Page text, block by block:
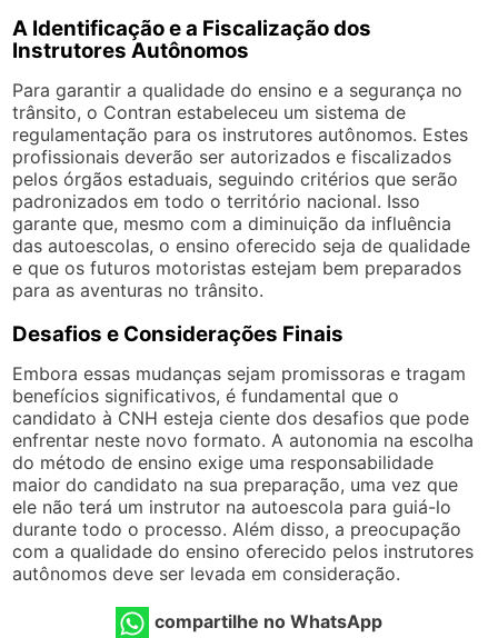
A Identificação e a Fiscalização dos
Instrutores Autônomos
Para garantir a qualidade do ensino e a segurança no
trânsito, o Contran estabeleceu um sistema de
regulamentação para os instrutores autônomos. Estes
profissionais deverão ser autorizados e fiscalizados
pelos órgãos estaduais, seguindo critérios que serão
padronizados em todo o território nacional. Isso
garante que, mesmo com a diminuição da influência
das autoescolas, o ensino oferecido seja de qualidade
e que os futuros motoristas estejam bem preparados
para as aventuras no trânsito.
Desafios e Considerações Finais
Embora essas mudanças sejam promissoras e tragam
benefícios significativos, é fundamental que o
candidato à CNH esteja ciente dos desafios que pode
enfrentar neste novo formato. A autonomia na escolha
do método de ensino exige uma responsabilidade
maior do candidato na sua preparação, uma vez que
ele não terá um instrutor na autoescola para guiá-lo
durante todo o processo. Além disso, a preocupação
com a qualidade do ensino oferecido pelos instrutores
autônomos deve ser levada em consideração.
compartilhe no WhatsApp